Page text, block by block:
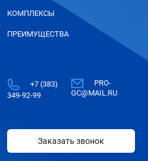
КОМПЛЕКСЫ
ПРЕИМУЩЕСТВА
+7 (383)
349-92-99
PRO-
GC@MAIL.RU
Заказать звонок